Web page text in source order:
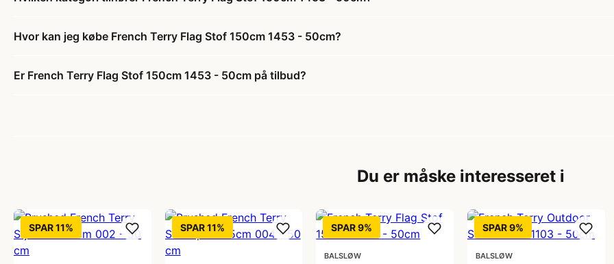
Hvor kan jeg købe French Terry Flag Stof 150cm 1453 - 50cm?
Er French Terry Flag Stof 150cm 1453 - 50cm på tilbud?
Du er måske interesseret i
SPAR 11% SPAR 11% SPAR 9%
BALSLØW
SPAR 9%
BALSLØW